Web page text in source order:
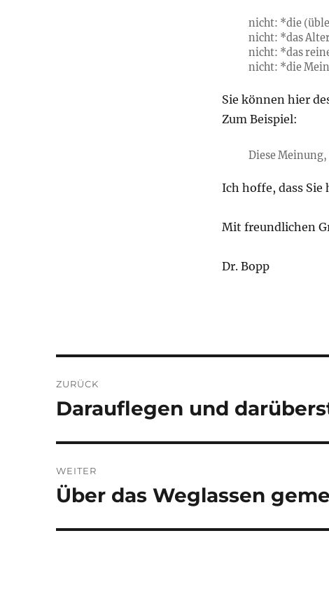
nicht: *die
nicht: *das
nicht: *das
nicht: *die
Sie können hier
Zum Beispiel:
Diese
Ich hoffe, dass
Mit freundlichen
Dr. Bopp
ZURÜCK
Vorheriger
Darauflegen und
WEITER
Nächster
Über das Weglassen